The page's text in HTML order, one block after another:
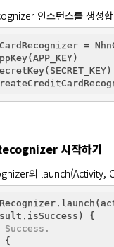
인스턴스를 생성
=
시작하기
의 launch(Activity,
{
{